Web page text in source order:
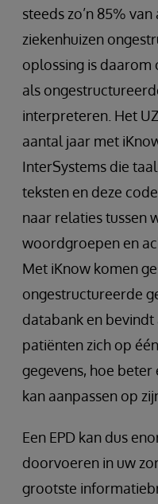
steeds zo’n 85%
ziekenhuizen
oplossing is
als
interpreteren. Het
aantal jaar met
InterSystems die
teksten en deze
naar relaties tussen
woordgroepen en
Met iKnow komen
ongestructureerde
databank en
patiënten zich op
gegevens, hoe
kan aanpassen op
Een EPD kan dus
doorvoeren in uw
grootste